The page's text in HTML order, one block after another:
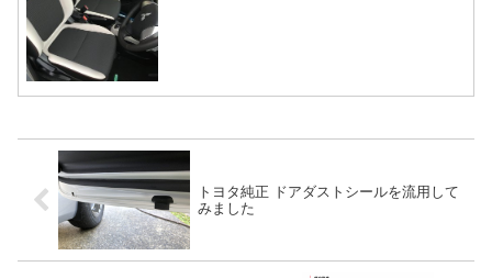
トヨタ純正 ドアダストシールを流用して
みました